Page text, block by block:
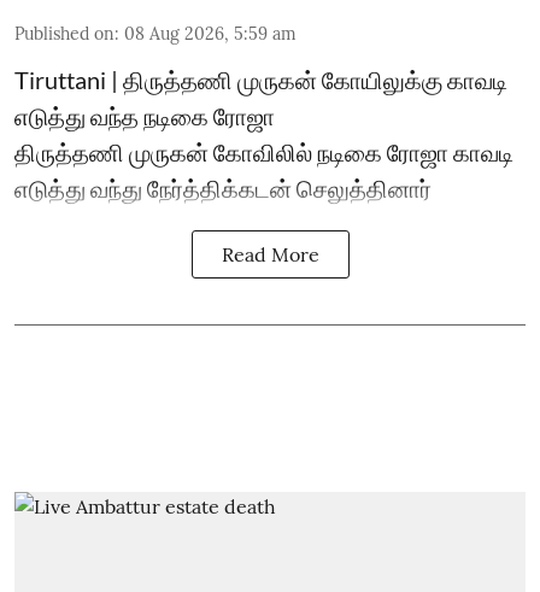
Published on: 08 Aug 2026, 5:59 am
Tiruttani | திருத்தணி முருகன் கோயிலுக்கு காவடி
எடுத்து வந்த நடிகை ரோஜா
திருத்தணி முருகன் கோவிலில் நடிகை ரோஜா காவடி
எடுத்து வந்து நேர்த்திக்கடன் செலுத்தினார்
Read More